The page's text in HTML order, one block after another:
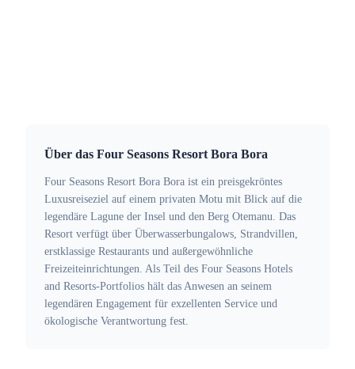
Über das Four Seasons Resort Bora Bora
Four Seasons Resort Bora Bora ist ein preisgekröntes
Luxusreiseziel auf einem privaten Motu mit Blick auf die
legendäre Lagune der Insel und den Berg Otemanu. Das
Resort verfügt über Überwasserbungalows, Strandvillen,
erstklassige Restaurants und außergewöhnliche
Freizeiteinrichtungen. Als Teil des Four Seasons Hotels
and Resorts-Portfolios hält das Anwesen an seinem
legendären Engagement für exzellenten Service und
ökologische Verantwortung fest.